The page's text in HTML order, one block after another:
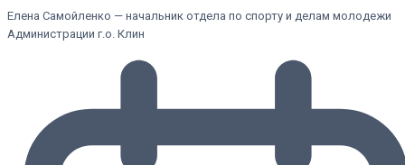
Елена Самойленко — начальник отдела по спорту и делам молодежи
Администрации г.о. Клин